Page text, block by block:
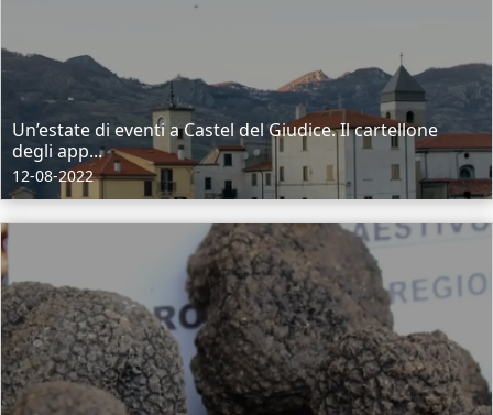
Un’estate di eventi a Castel del Giudice. Il cartellone
degli app...
12-08-2022